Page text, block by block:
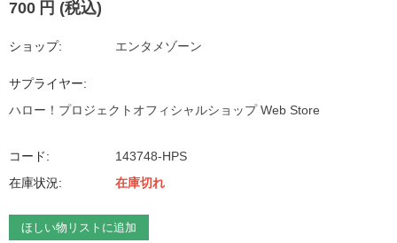
700 円 (税込)
ショップ: エンタメゾーン
サプライヤー:
ハロー！プロジェクトオフィシャルショップ Web Store
コード:
143748-HPS
在庫状況:
在庫切れ
ほしい物リストに追加